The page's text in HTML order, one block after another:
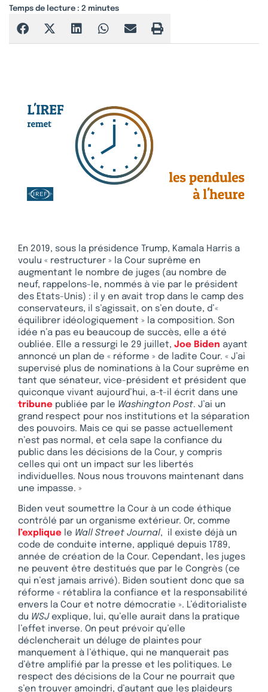
Temps de lecture : 2 minutes
En 2019, sous la présidence Trump, Kamala Harris a
voulu « restructurer » la Cour suprême en
augmentant le nombre de juges (au nombre de
neuf, rappelons-le, nommés à vie par le président
des Etats-Unis) : il y en avait trop dans le camp des
conservateurs, il s’agissait, on s’en doute, d’«
équilibrer idéologiquement » la composition. Son
idée n’a pas eu beaucoup de succès, elle a été
oubliée. Elle a ressurgi le 29 juillet, Joe Biden ayant
annoncé un plan de « réforme » de ladite Cour. « J’ai
supervisé plus de nominations à la Cour suprême en
tant que sénateur, vice-président et président que
quiconque vivant aujourd’hui, a-t-il écrit dans une
tribune publiée par le Washington Post. J’ai un
grand respect pour nos institutions et la séparation
des pouvoirs. Mais ce qui se passe actuellement
n’est pas normal, et cela sape la confiance du
public dans les décisions de la Cour, y compris
celles qui ont un impact sur les libertés
individuelles. Nous nous trouvons maintenant dans
une impasse. »
Biden veut soumettre la Cour à un code éthique
contrôlé par un organisme extérieur. Or, comme
l’explique le Wall Street Journal, il existe déjà un
code de conduite interne, appliqué depuis 1789,
année de création de la Cour. Cependant, les juges
ne peuvent être destitués que par le Congrès (ce
qui n’est jamais arrivé). Biden soutient donc que sa
réforme « rétablira la confiance et la responsabilité
envers la Cour et notre démocratie ». L’éditorialiste
du WSJexplique, lui, qu’elle aurait dans la pratique
l’effet inverse. On peut prévoir qu’elle
déclencherait un déluge de plaintes pour
manquement à l’éthique, qui ne manquerait pas
d’être amplifié par la presse et les politiques. Le
respect des décisions de la Cour ne pourrait que
s’en trouver amoindri, d’autant que les plaideurs